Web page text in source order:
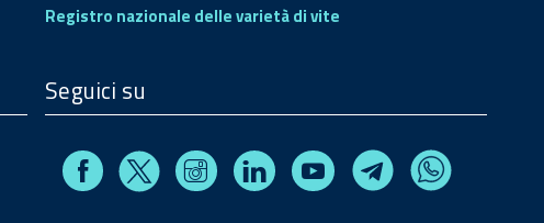
Registro nazionale delle varietà di vite
Seguici su
Facebook
X InstagramLinkedinYoutube TelegramWhatsapp